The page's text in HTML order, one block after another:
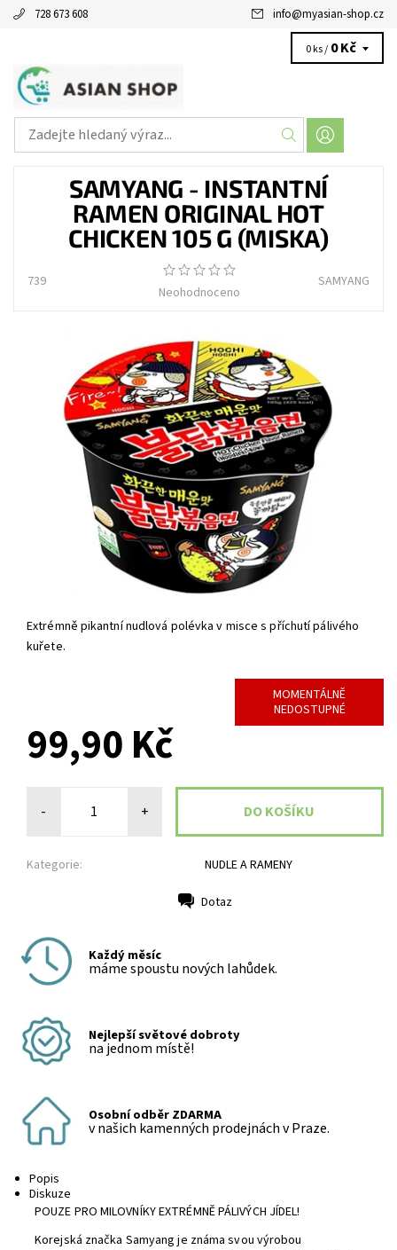
728 673 608 info@myasian-shop.cz
0 ks / 0 Kč
SAMYANG - INSTANTNÍ
RAMEN ORIGINAL HOT
CHICKEN 105 G (MISKA)
739
Neohodnoceno
SAMYANG
Extrémně pikantní nudlová polévka v misce s příchutí pálivého
kuřete.
MOMENTÁLNĚ
NEDOSTUPNÉ
99,90 Kč
- +
Kategorie: NUDLE A RAMENY
Dotaz
Každý měsíc
máme spoustu nových lahůdek.
Nejlepší světové dobroty
na jednom místě!
Osobní odběr ZDARMA
v našich kamenných prodejnách v Praze.
Popis
Diskuze
POUZE PRO MILOVNÍKY EXTRÉMNĚ PÁLIVÝCH JÍDEL!
Korejská značka Samyang je známa svou výrobou